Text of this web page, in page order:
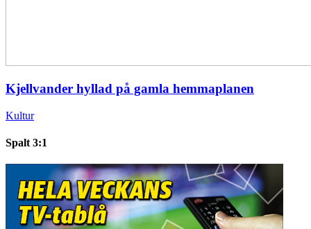
Kjellvander hyllad på gamla hemmaplanen
Kultur
Spalt 3:1